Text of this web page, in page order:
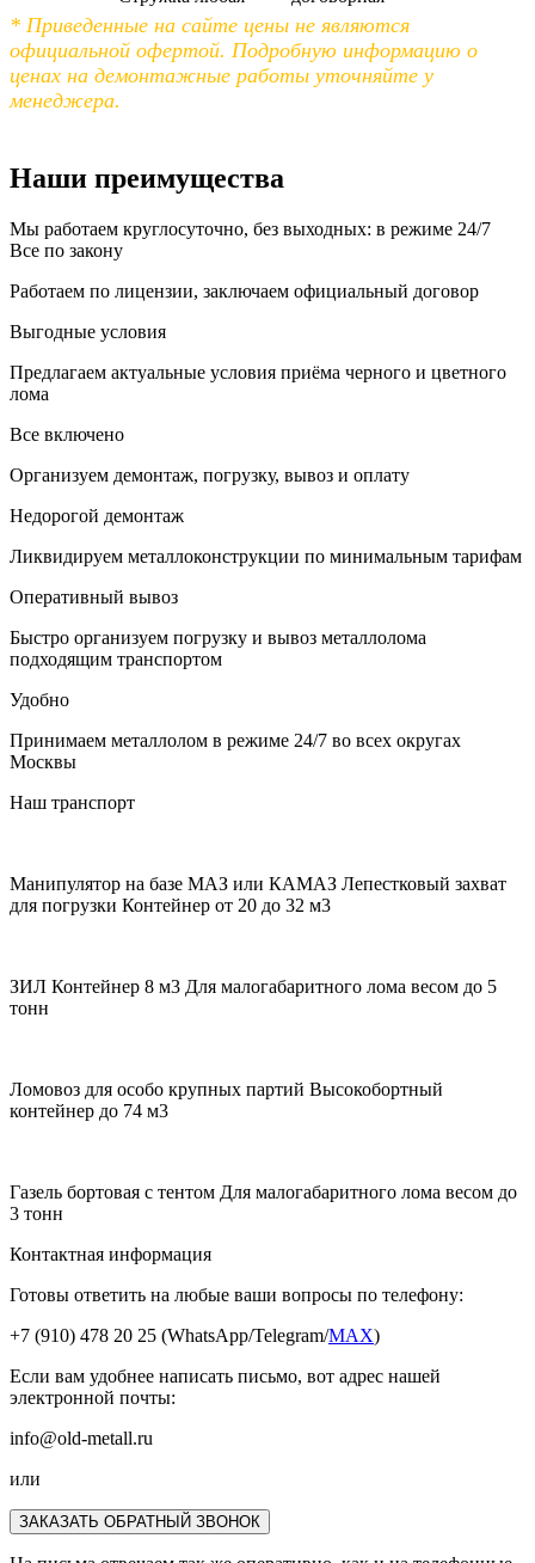
* Приведенные на сайте цены не являются
официальной офертой. Подробную информацию о
ценах на демонтажные работы уточняйте у
менеджера.
Наши преимущества
Мы работаем круглосуточно, без выходных: в режиме 24/7
Все по закону
Работаем по лицензии, заключаем официальный договор
Выгодные условия
Предлагаем актуальные условия приёма черного и цветного
лома
Все включено
Организуем демонтаж, погрузку, вывоз и оплату
Недорогой демонтаж
Ликвидируем металлоконструкции по минимальным тарифам
Оперативный вывоз
Быстро организуем погрузку и вывоз металлолома
подходящим транспортом
Удобно
Принимаем металлолом в режиме 24/7 во всех округах
Москвы
Наш транспорт
Манипулятор на базе МАЗ или КАМАЗ Лепестковый захват
для погрузки Контейнер от 20 до 32 м3
ЗИЛ Контейнер 8 м3 Для малогабаритного лома весом до 5
тонн
Ломовоз для особо крупных партий Высокобортный
контейнер до 74 м3
Газель бортовая с тентом Для малогабаритного лома весом до
3 тонн
Контактная информация
Готовы ответить на любые ваши вопросы по телефону:
+7 (910) 478 20 25 (WhatsApp/Telegram/MAX)
Если вам удобнее написать письмо, вот адрес нашей
электронной почты:
info@old-metall.ru
или
ЗАКАЗАТЬ ОБРАТНЫЙ ЗВОНОК